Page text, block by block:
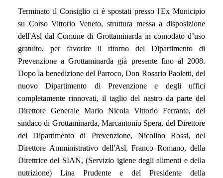
Terminato il Consiglio ci è spostati presso l'Ex Municipio
su Corso Vittorio Veneto, struttura messa a disposizione
dell'Asl dal Comune di Grottaminarda in comodato d’uso
gratuito, per favorire il ritorno del Dipartimento di
Prevenzione a Grottaminarda già presente fino al 2008.
Dopo la benedizione del Parroco, Don Rosario Paoletti, del
nuovo Dipartimento di Prevenzione e degli uffici
completamente rinnovati, il taglio del nastro da parte del
Direttore Generale Mario Nicola Vittorio Ferrante, del
sindaco di Grottaminarda, Marcantonio Spera, del Direttore
del Dipartimento di Prevenzione, Nicolino Rossi, del
Direttore Amministrativo dell'Asl, Franco Romano, della
Direttrice del SIAN, (Servizio igiene degli alimenti e della
nutrizione) Lina Prudente e del Presidente della